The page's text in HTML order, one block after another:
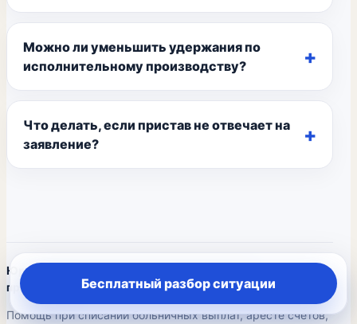
Можно ли уменьшить удержания по
исполнительному производству?
Что делать, если пристав не отвечает на
заявление?
Юридическая помощь по исполнительному
производству
Помощь при списании больничных выплат, аресте счетов,
Бесплатный разбор ситуации